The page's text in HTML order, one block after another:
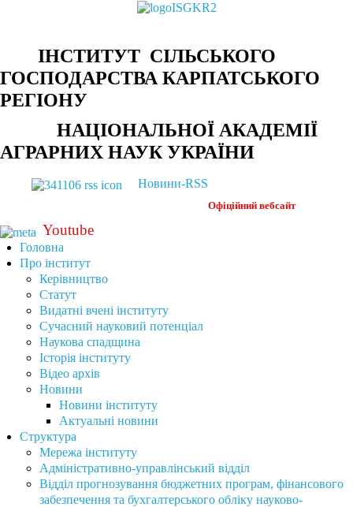
ІНСТИТУТ СІЛЬСЬКОГО
ГОСПОДАРСТВА КАРПАТСЬКОГО
РЕГІОНУ
НАЦІОНАЛЬНОЇ АКАДЕМІЇ
АГРАРНИХ НАУК УКРАЇНИ
Новини-RSS
Офіційний вебсайт
Youtube
Головна
Про інститут
Керівництво
Статут
Видатні вчені інституту
Сучасний науковий потенціал
Наукова спадщина
Історія інституту
Відео архів
Новини
Новини інституту
Актуальні новини
Структура
Мережа інституту
Адміністративно-управлінський відділ
Відділ прогнозування бюджетних програм, фінансового
забезпечення та бухгалтерського обліку науково-